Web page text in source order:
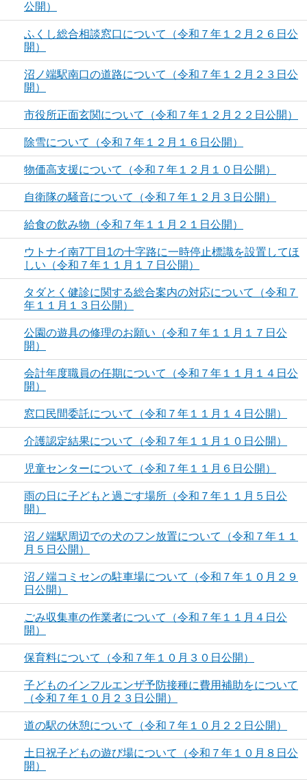
公開）
ふくし総合相談窓口について（令和７年１２月２６日公
開）
沼ノ端駅南口の道路について（令和７年１２月２３日公
開）
市役所正面玄関について（令和７年１２月２２日公開）
除雪について（令和７年１２月１６日公開）
物価高支援について（令和７年１２月１０日公開）
自衛隊の騒音について（令和７年１２月３日公開）
給食の飲み物（令和７年１１月２１日公開）
ウトナイ南7丁目1の十字路に一時停止標識を設置してほ
しい（令和７年１１月１７日公開）
タダとく健診に関する総合案内の対応について（令和７
年１１月１３日公開）
公園の遊具の修理のお願い（令和７年１１月１７日公
開）
会計年度職員の任期について（令和７年１１月１４日公
開）
窓口民間委託について（令和７年１１月１４日公開）
介護認定結果について（令和７年１１月１０日公開）
児童センターについて（令和７年１１月６日公開）
雨の日に子どもと過ごす場所（令和７年１１月５日公
開）
沼ノ端駅周辺での犬のフン放置について（令和７年１１
月５日公開）
沼ノ端コミセンの駐車場について（令和７年１０月２９
日公開）
ごみ収集車の作業者について（令和７年１１月４日公
開）
保育料について（令和７年１０月３０日公開）
子どものインフルエンザ予防接種に費用補助をについて
（令和７年１０月２３日公開）
道の駅の休憩について（令和７年１０月２２日公開）
土日祝子どもの遊び場について（令和７年１０月８日公
開）